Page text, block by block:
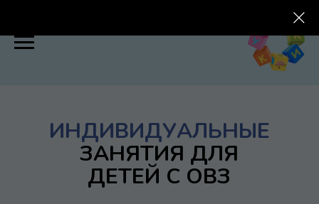
ИНДИВИДУАЛЬНЫЕ
ЗАНЯТИЯ ДЛЯ
ДЕТЕЙ С ОВЗ